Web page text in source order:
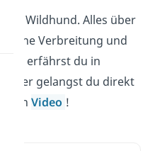
ein Wildhund. Alles über
seine Verbreitung und
erfährst du in
Hier gelangst du direkt
Video !